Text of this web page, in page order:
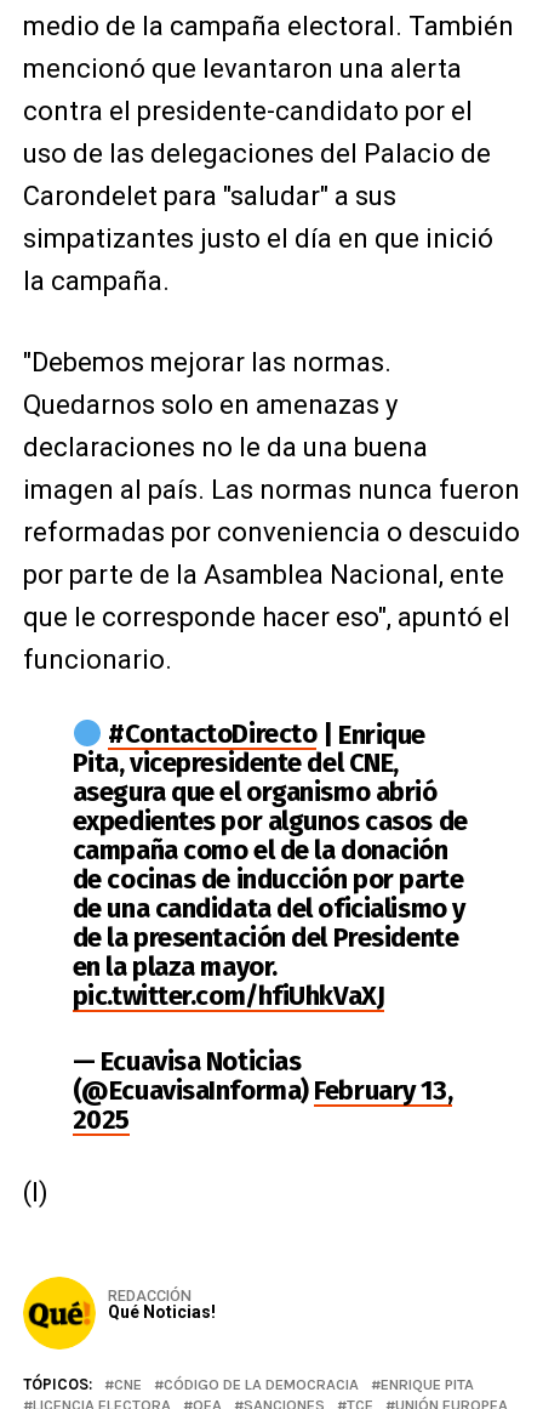
medio de la campaña electoral. También
mencionó que levantaron una alerta
contra el presidente-candidato por el
uso de las delegaciones del Palacio de
Carondelet para "saludar" a sus
simpatizantes justo el día en que inició
la campaña.
"Debemos mejorar las normas.
Quedarnos solo en amenazas y
declaraciones no le da una buena
imagen al país. Las normas nunca fueron
reformadas por conveniencia o descuido
por parte de la Asamblea Nacional, ente
que le corresponde hacer eso", apuntó el
funcionario.
#ContactoDirecto| Enrique
Pita, vicepresidente del CNE,
asegura que el organismo abrió
expedientes por algunos casos de
campaña como el de la donación
de cocinas de inducción por parte
de una candidata del oficialismo y
de la presentación del Presidente
en la plaza mayor.
pic.twitter.com/hfiUhkVaXJ
— Ecuavisa Noticias
(@EcuavisaInforma)February 13,
2025
(I)
REDACCIÓN
Qué Noticias!
TÓPICOS: CNE CÓDIGO DE LA DEMOCRACIA
ENRIQUE PITA
LICENCIA ELECTORA
OEA SANCIONES TCE UNIÓN EUROPEA